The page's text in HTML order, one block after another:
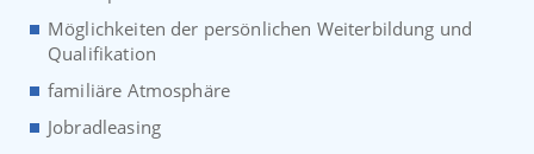
Möglichkeiten der persönlichen Weiterbildung und
Qualifikation
familiäre Atmosphäre
Jobradleasing